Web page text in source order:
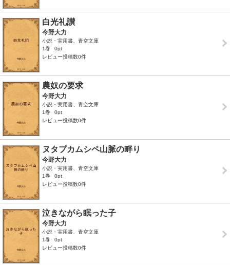
白光礼讃
今野大力
小説・実用書、青空文庫
1巻
0pt
レビュー投稿数0件
農奴の要求
今野大力
小説・実用書、青空文庫
1巻
0pt
レビュー投稿数0件
ヌタプカムシペ山脈の畔り
今野大力
小説・実用書、青空文庫
1巻
0pt
レビュー投稿数0件
泣きながら眠った子
今野大力
小説・実用書、青空文庫
1巻
0pt
レビュー投稿数0件